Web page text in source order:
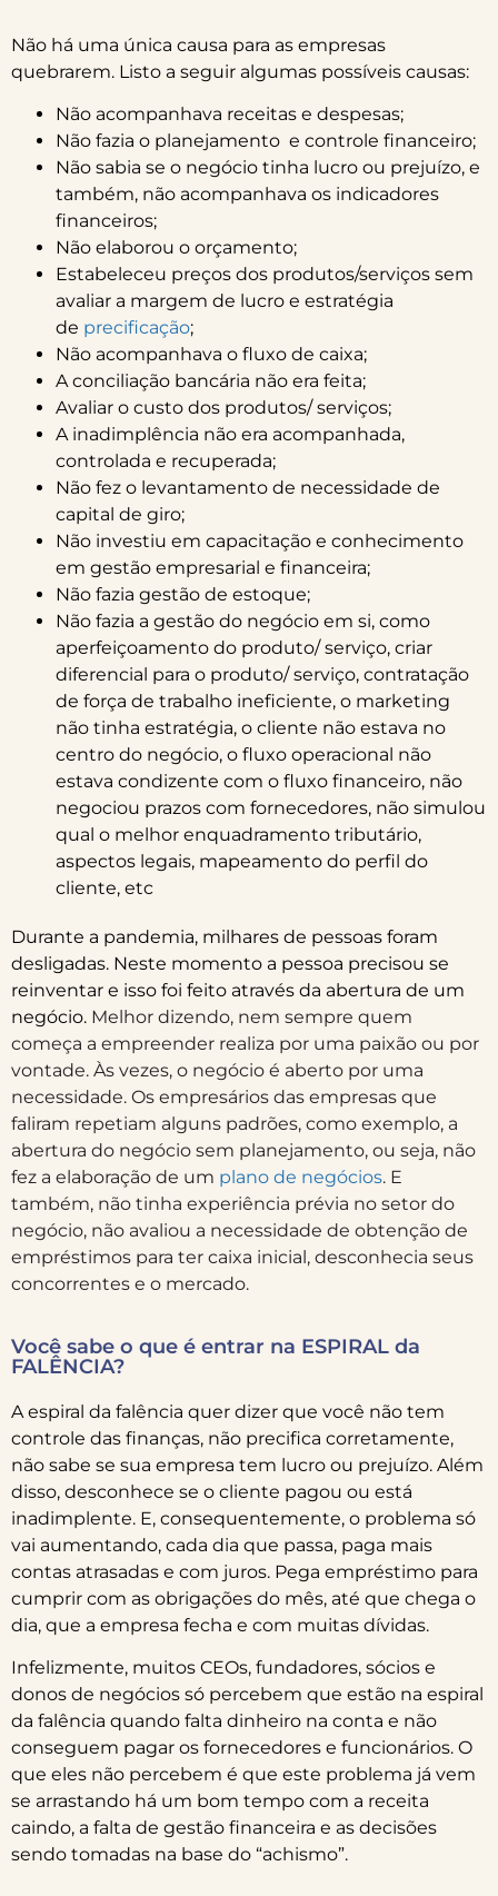
Não há uma única causa para as empresas
quebrarem. Listo a seguir algumas possíveis causas:
Não acompanhava receitas e despesas;
Não fazia o planejamento e controle financeiro;
Não sabia se o negócio tinha lucro ou prejuízo, e
também, não acompanhava os indicadores
financeiros;
Não elaborou o orçamento;
Estabeleceu preços dos produtos/serviços sem
avaliar a margem de lucro e estratégia
de precificação;
Não acompanhava o fluxo de caixa;
A conciliação bancária não era feita;
Avaliar o custo dos produtos/ serviços;
A inadimplência não era acompanhada,
controlada e recuperada;
Não fez o levantamento de necessidade de
capital de giro;
Não investiu em capacitação e conhecimento
em gestão empresarial e financeira;
Não fazia gestão de estoque;
Não fazia a gestão do negócio em si, como
aperfeiçoamento do produto/ serviço, criar
diferencial para o produto/ serviço, contratação
de força de trabalho ineficiente, o marketing
não tinha estratégia, o cliente não estava no
centro do negócio, o fluxo operacional não
estava condizente com o fluxo financeiro, não
negociou prazos com fornecedores, não simulou
qual o melhor enquadramento tributário,
aspectos legais, mapeamento do perfil do
cliente, etc
Durante a pandemia, milhares de pessoas foram
desligadas. Neste momento a pessoa precisou se
reinventar e isso foi feito através da abertura de um
negócio. Melhor dizendo, nem sempre quem
começa a empreender realiza por uma paixão ou por
vontade. Às vezes, o negócio é aberto por uma
necessidade. Os empresários das empresas que
faliram repetiam alguns padrões, como exemplo, a
abertura do negócio sem planejamento, ou seja, não
fez a elaboração de um plano de negócios. E
também, não tinha experiência prévia no setor do
negócio, não avaliou a necessidade de obtenção de
empréstimos para ter caixa inicial, desconhecia seus
concorrentes e o mercado.
Você sabe o que é entrar na ESPIRAL da
FALÊNCIA?
A espiral da falência quer dizer que você não tem
controle das finanças, não precifica corretamente,
não sabe se sua empresa tem lucro ou prejuízo. Além
disso, desconhece se o cliente pagou ou está
inadimplente. E, consequentemente, o problema só
vai aumentando, cada dia que passa, paga mais
contas atrasadas e com juros. Pega empréstimo para
cumprir com as obrigações do mês, até que chega o
dia, que a empresa fecha e com muitas dívidas.
Infelizmente, muitos CEOs, fundadores, sócios e
donos de negócios só percebem que estão na espiral
da falência quando falta dinheiro na conta e não
conseguem pagar os fornecedores e funcionários. O
que eles não percebem é que este problema já vem
se arrastando há um bom tempo com a receita
caindo, a falta de gestão financeira e as decisões
sendo tomadas na base do “achismo”.